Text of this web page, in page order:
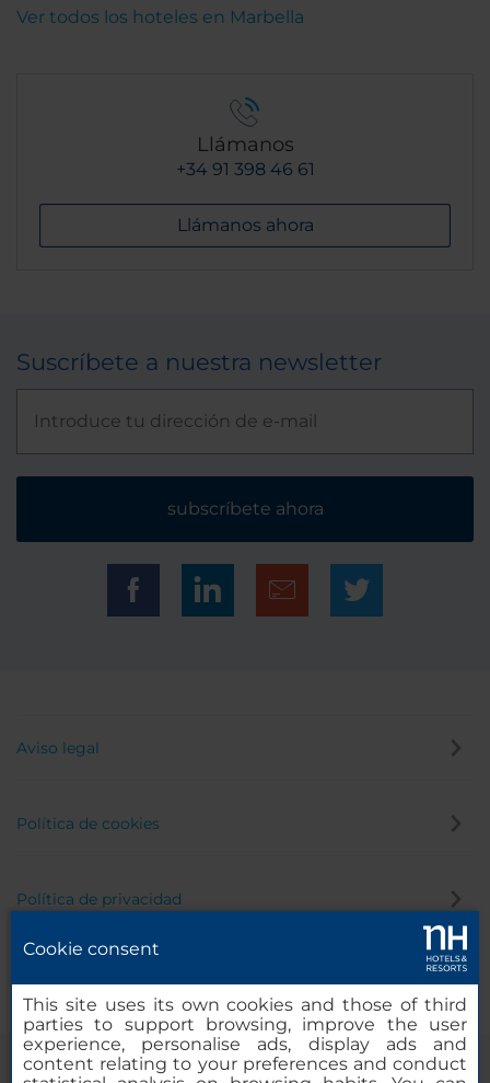
Ver todos los hoteles en Marbella
Llámanos
+34 91 398 46 61
Llámanos ahora
Suscríbete a nuestra newsletter
subscríbete ahora
Aviso legal
Política de cookies
Política de privacidad
Cookie consent
This site uses its own cookies and those of third
parties to support browsing, improve the user
experience, personalise ads, display ads and
content relating to your preferences and conduct